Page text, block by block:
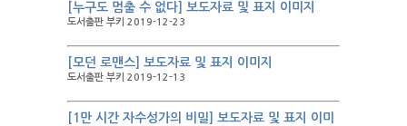
[누구도 멈출 수 없다] 보도자료 및 표지 이미지
도서출판 부키 2019-12-23
[모던 로맨스] 보도자료 및 표지 이미지
도서출판 부키 2019-12-13
[1만 시간 자수성가의 비밀] 보도자료 및 표지 이미